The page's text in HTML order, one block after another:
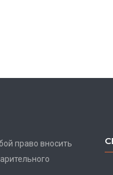
право вносить